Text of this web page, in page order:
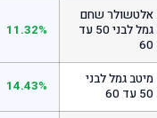
אלטשולר שחם
גמל לבני 50 עד
60
11.32%
מיטב גמל לבני
50 עד 60
14.43%